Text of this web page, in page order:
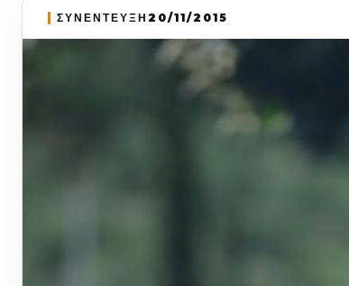
ΣΥΝΕΝΤΕΥΞΗ 20/11/2015